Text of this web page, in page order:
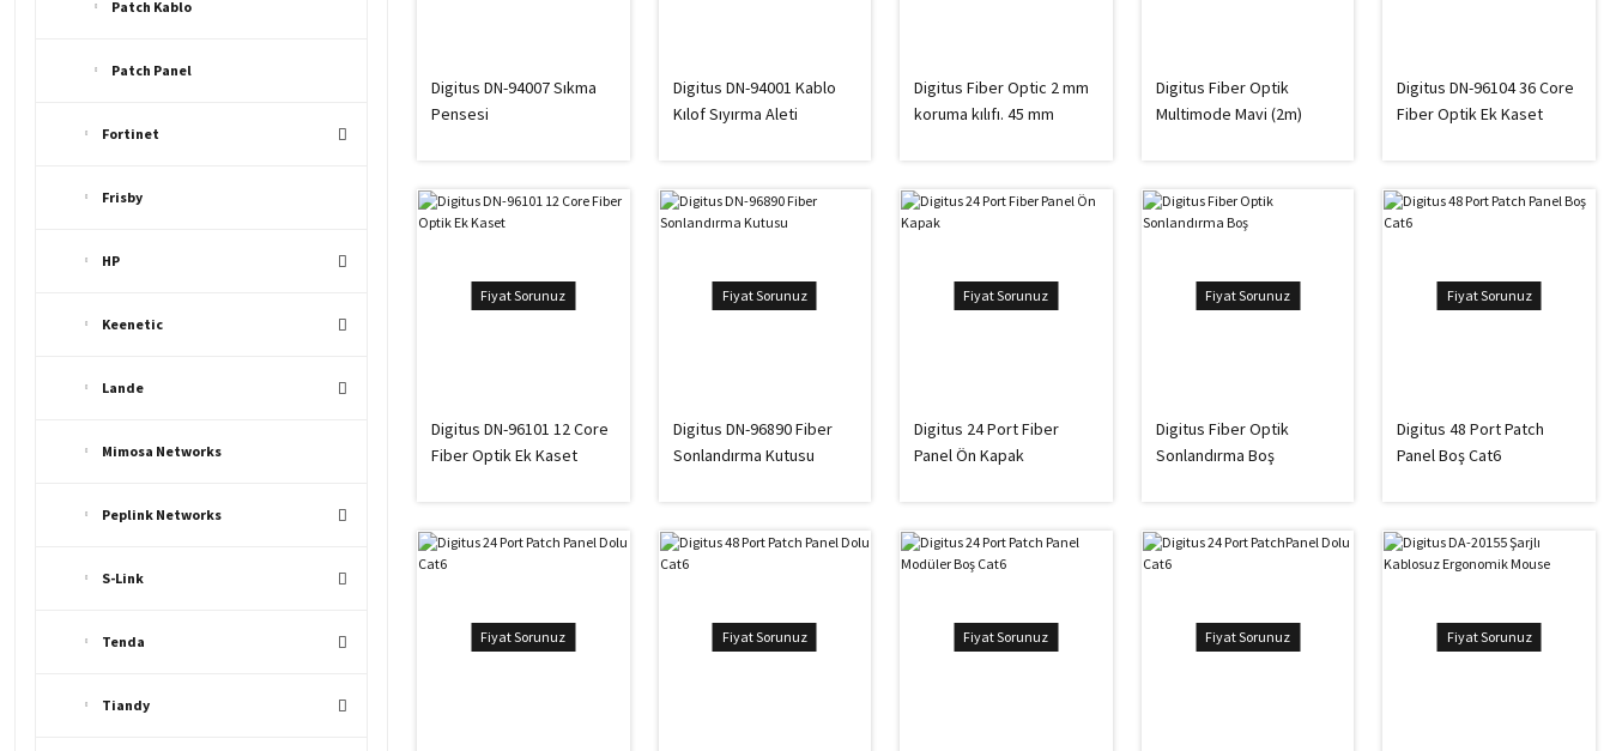
Patch Kablo
Patch Panel
Fortinet
Frisby
HP
Keenetic
Lande
Mimosa Networks
Peplink Networks
S-Link
Tenda
Tiandy
Digitus DN-94007 Sıkma
Pensesi
Digitus DN-94001 Kablo
Kılof Sıyırma Aleti
Digitus Fiber Optic 2 mm
koruma kılıfı. 45 mm
Digitus Fiber Optik
Multimode Mavi (2m)
Digitus DN-96104 36 Core
Fiber Optik Ek Kaset
Fiyat Sorunuz
Digitus DN-96101 12 Core
Fiber Optik Ek Kaset
Fiyat Sorunuz
Digitus DN-96890 Fiber
Sonlandırma Kutusu
Fiyat Sorunuz
Digitus 24 Port Fiber
Panel Ön Kapak
Fiyat Sorunuz
Digitus Fiber Optik
Sonlandırma Boş
Fiyat Sorunuz
Digitus 48 Port Patch
Panel Boş Cat6
Fiyat Sorunuz Fiyat Sorunuz Fiyat Sorunuz Fiyat Sorunuz Fiyat Sorunuz